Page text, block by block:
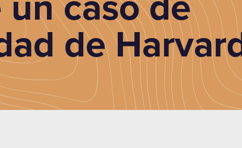
un caso de
de Harvard